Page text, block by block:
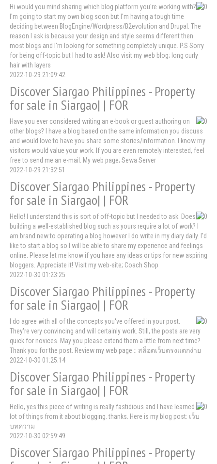
Hi would you mind sharing which blog platform you're working with?
I'm going to start my own blog soon but I'm having a tough time
deciding between BlogEngine/Wordpress/B2evolution and Drupal. The
reason I ask is because your design and style seems different then
most blogs and I'm looking for something completely unique. P.S Sorry
for being off-topic but I had to ask! Also visit my web blog; long curly
hair with layers
2022-10-29 21:09:42
Discover Siargao Philippines - Property
for sale in Siargao| | FOR
Have you ever considered writing an e-book or guest authoring on
other blogs? I have a blog based on the same information you discuss
and would love to have you share some stories/information. I know my
visitors would value your work. If you are even remotely interested, feel
free to send me an e-mail. My web page; Sewa Server
2022-10-29 21:32:51
Discover Siargao Philippines - Property
for sale in Siargao| | FOR
Hello! I understand this is sort of off-topic but I needed to ask. Does
building a well-established blog such as yours require a lot of work? I
am brand new to operating a blog however I do write in my diary daily. I'd
like to start a blog so I will be able to share my experience and feelings
online. Please let me know if you have any ideas or tips for new aspiring
bloggers. Appreciate it! Visit my web-site; Coach Shop
2022-10-30 01:23:25
Discover Siargao Philippines - Property
for sale in Siargao| | FOR
I do agree with all of the concepts you've offered in your post.
They're very convincing and will certainly work. Still, the posts are very
quick for novices. May you please extend them a little from next time?
Thank you for the post. Review my web page :: สล็อตเว็บตรงแตกง่าย
2022-10-30 01:25:14
Discover Siargao Philippines - Property
for sale in Siargao| | FOR
Hello, yes this piece of writing is really fastidious and I have learned
lot of things from it about blogging. thanks. Here is my blog post: เว็บ
บทความ
2022-10-30 02:59:49
Discover Siargao Philippines - Property